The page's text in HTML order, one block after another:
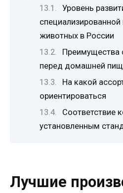
Уровень
животных в России
Преимущества
перед домашней
На какой
ориентироваться
Соответствие
установленным
Лучшие